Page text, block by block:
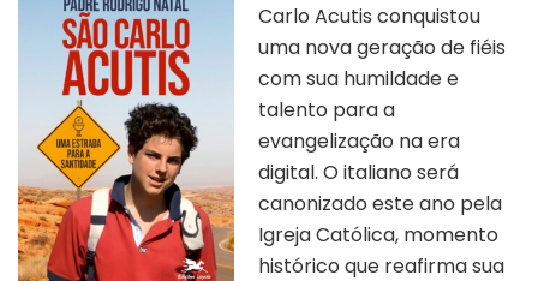
Carlo Acutis conquistou
uma nova geração de fiéis
com sua humildade e
talento para a
evangelização na era
digital. O italiano será
canonizado este ano pela
Igreja Católica, momento
histórico que reafirma sua